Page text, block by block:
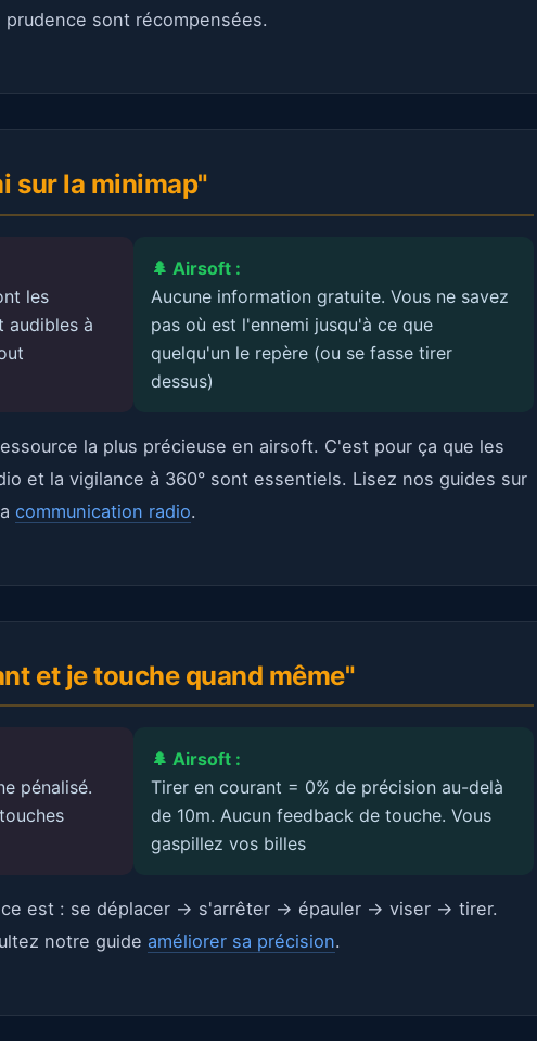
sont récompensées.
sur la minimap"
les
audibles à
🌲 Airsoft :
Aucune information gratuite. Vous ne savez
pas où est l'ennemi jusqu'à ce que
quelqu'un le repère (ou se fasse tirer
dessus)
la plus précieuse en airsoft. C'est pour ça que les
et la vigilance à 360° sont essentiels. Lisez nos guides sur
communication radio.
et je touche quand même"
pénalisé.
🌲 Airsoft :
Tirer en courant = 0% de précision au-delà
de 10m. Aucun feedback de touche. Vous
gaspillez vos billes
est : se déplacer → s'arrêter → épauler → viser → tirer.
notre guide améliorer sa précision.